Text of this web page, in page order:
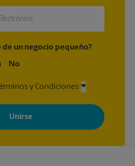
un negocio pequeño?
No
y Condiciones
correos electrónicos de The UPS
especiales, promociones y mensajes
Puede darse de baja en cualquier
consulte nuestra política de